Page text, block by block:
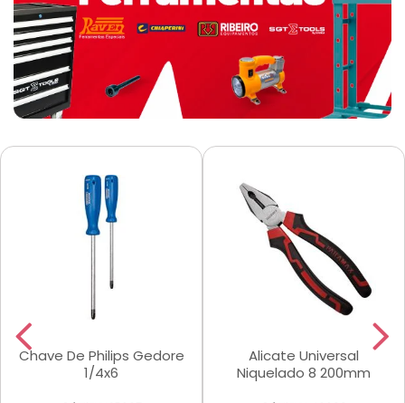
Chave De Philips Gedore
1/4x6
Alicate Universal
Niquelado 8 200mm